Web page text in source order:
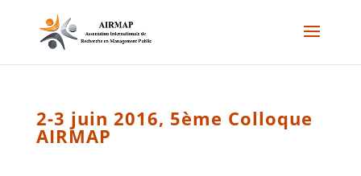
2-3 juin 2016, 5ème Colloque
AIRMAP